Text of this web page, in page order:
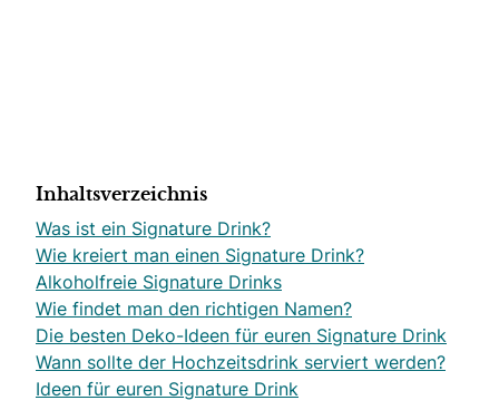
Inhaltsverzeichnis
Was ist ein Signature Drink?
Wie kreiert man einen Signature Drink?
Alkoholfreie Signature Drinks
Wie findet man den richtigen Namen?
Die besten Deko-Ideen für euren Signature Drink
Wann sollte der Hochzeitsdrink serviert werden?
Ideen für euren Signature Drink